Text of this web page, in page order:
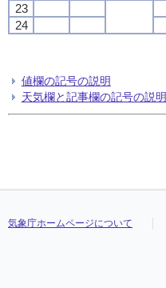
23
24
値欄の記号の説明
天気欄と記事欄の記号の説明
気象庁ホームページについて